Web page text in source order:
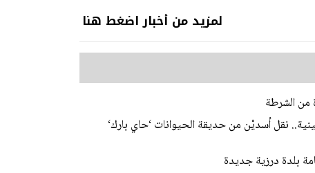
لمزيد من أخبار اضغط هنا
الشرطة
نقل أسديْن من حديقة الحيوانات ‘حاي بارك‘
بلدة درزية جديدة